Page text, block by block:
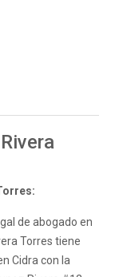
de abogado en
Torres tiene
Cidra con la